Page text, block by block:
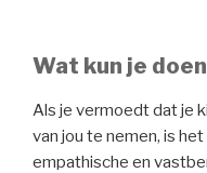
Wat kun je
Als je vermoedt dat je
van jou te nemen, is
empathische en